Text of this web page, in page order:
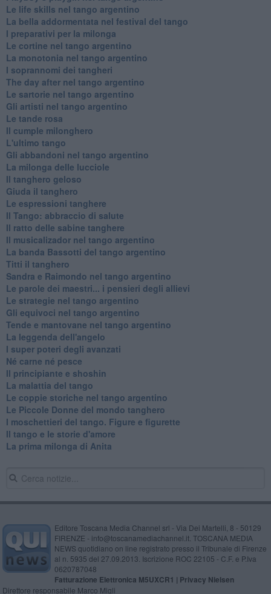
Le life skills nel tango argentino
La bella addormentata nel festival del tango
I preparativi per la milonga
Le cortine nel tango argentino
La monotonia nel tango argentino
I soprannomi dei tangheri
The day after nel tango argentino
Le sartorie nel tango argentino
Gli artisti nel tango argentino
Le tande rosa
Il cumple milonghero
L'ultimo tango
Gli abbandoni nel tango argentino
La milonga delle lucciole
Il tanghero geloso
Giuda il tanghero
Le espressioni tanghere
Il Tango: abbraccio di salute
Il ratto delle sabine tanghere
Il musicalizador nel tango argentino
La banda Bassotti del tango argentino
Titti il tanghero
Sandra e Raimondo nel tango argentino
Le parole dei maestri... i pensieri degli allievi
Le strategie nel tango argentino
Gli equivoci nel tango argentino
Tende e mantovane nel tango argentino
La leggenda dell'angelo
I super poteri degli avanzati
​Né carne né pesce
Il principiante e shoshin
La malattia del tango
Le coppie storiche nel tango argentino
​Le Piccole Donne del mondo tanghero
I moschettieri del tango. Figure e figurette
Il tango e le storie d'amore
​La prima milonga di Anita
Editore Toscana Media Channel srl - Via Dei Martelli, 8 - 50129
FIRENZE - info@toscanamediachannel.it. TOSCANA MEDIA
NEWS quotidiano on line registrato presso il Tribunale di Firenze
al n. 5935 del 27.09.2013. Iscrizione ROC 22105 - C.F. e P.Iva
0620787048
Fatturazione Elettronica M5UXCR1 | Privacy Nielsen
Direttore responsabile Marco Migli